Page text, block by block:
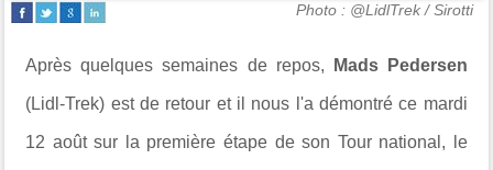
Photo : @LidlTrek / Sirotti
Après quelques semaines de repos, Mads Pedersen
(Lidl-Trek) est de retour et il nous l'a démontré ce mardi
12 août sur la première étape de son Tour national, le